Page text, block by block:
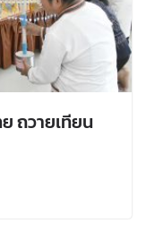
ถวายเทียน